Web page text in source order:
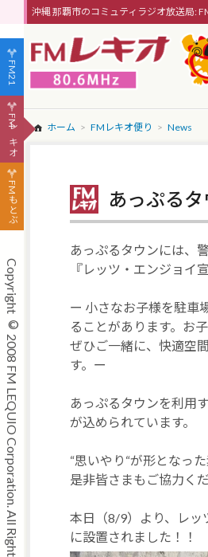
沖縄 那覇市のコミュティラジオ放送局:
ホーム FMレキオ便り News
あっぷる
あっぷるタウンには、
『レッツ・エンジョイ
ー 小さなお子様を駐車
ることがあります。お
ぜひご一緒に、快適空
す。ー
あっぷるタウンを利用
が込められています。
“思いやり“が形となっ
是非皆さまもご協力く
本日（8/9）より、レッ
に設置されました！！
FM21
FMレキオ
FMもとぶ
Copyright © 2008 FM LEQUIO Corporation. All Rights Reserved.